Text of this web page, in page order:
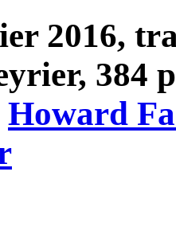
2016,
384
Howard